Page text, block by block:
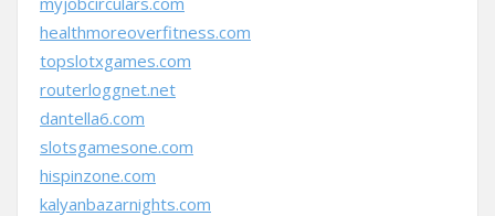
healthmoreoverfitness.com
topslotxgames.com
routerloggnet.net
dantella6.com
slotsgamesone.com
hispinzone.com
kalyanbazarnights.com